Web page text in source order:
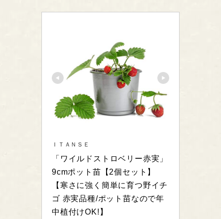
ＩＴＡＮＳＥ
「ワイルドストロベリー赤実」
9cmポット苗【2個セット】
【寒さに強く簡単に育つ野イチ
ゴ 赤実品種/ポット苗なので年
中植付けOK!】